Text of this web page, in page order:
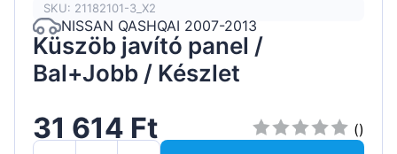
SKU: 21182101-3_X2
NISSAN QASHQAI 2007-2013
Küszöb javító panel /
Bal+Jobb / Készlet
31 614 Ft
()